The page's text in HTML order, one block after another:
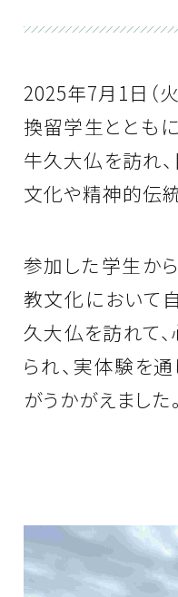
2025年7月1日（
換留学生ととも
牛久大仏を訪れ
文化や精神的伝
参加した学生か
教文化において
久大仏を訪れて
られ、実体験を
がうかがえました。